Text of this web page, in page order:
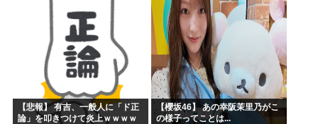
【悲報】 有吉、一般人に「ド正
論」を叩きつけて炎上ｗｗｗｗ
【櫻坂46】 あの幸阪茉里乃がこ
の様子ってことは...